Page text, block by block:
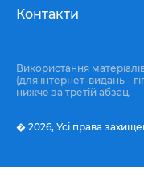
Контакти
Використання
(для інтернет-видань -
нижче за третій абзац.
� 2026, Усі права